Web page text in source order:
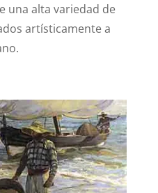
una alta variedad de
artísticamente a